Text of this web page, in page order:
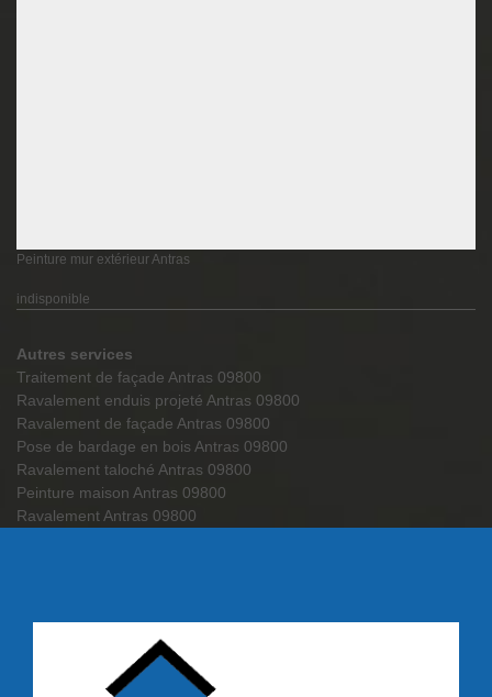
Peinture mur extérieur Antras
indisponible
Autres services
Traitement de façade Antras 09800
Ravalement enduis projeté Antras 09800
Ravalement de façade Antras 09800
Pose de bardage en bois Antras 09800
Ravalement taloché Antras 09800
Peinture maison Antras 09800
Ravalement Antras 09800